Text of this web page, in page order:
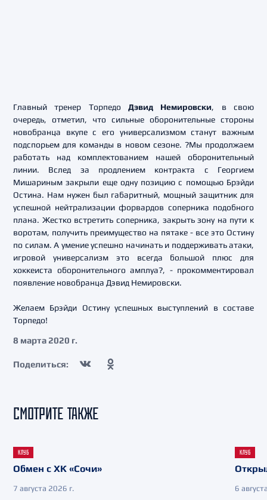
Главный тренер Торпедо Дэвид Немировски, в свою
очередь, отметил, что сильные оборонительные стороны
новобранца вкупе с его универсализмом станут важным
подспорьем для команды в новом сезоне. ?Мы продолжаем
работать над комплектованием нашей оборонительный
линии. Вслед за продлением контракта с Георгием
Мишариным закрыли еще одну позицию с помощью Брэйди
Остина. Нам нужен был габаритный, мощный защитник для
успешной нейтрализации форвардов соперника подобного
плана. Жестко встретить соперника, закрыть зону на пути к
воротам, получить преимущество на пятаке - все это Остину
по силам. А умение успешно начинать и поддерживать атаки,
игровой универсализм это всегда большой плюс для
хоккеиста оборонительного амплуа?, - прокомментировал
появление новобранца Дэвид Немировски.
Желаем Брэйди Остину успешных выступлений в составе
Торпедо!
8 марта 2020 г.
Поделиться:
СМОТРИТЕ ТАКЖЕ
КЛУБ
Обмен с ХК «Сочи»
7 августа 2026 г.
КЛУБ
6